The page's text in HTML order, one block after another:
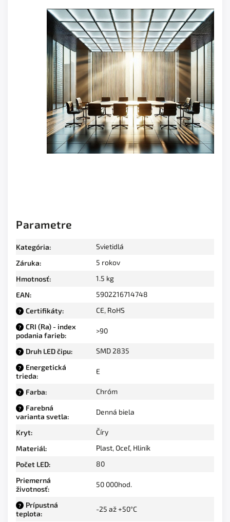
Parametre
Kategória:
Svietidlá
Záruka:
5 rokov
Hmotnosť:
1.5 kg
EAN: 5902216714748
? Certifikáty: CE, RoHS
?
CRI (Ra) - index
podania farieb:
>90
? Druh LED čipu: SMD 2835
?
Energetická
trieda:
E
? Farba: Chróm
?
Farebná
varianta svetla:
Denná biela
Kryt:
Číry
Materiál: Plast,Oceľ, Hliník
Počet LED:
80
Priemerná
životnosť:
50 000hod.
?
Prípustná
teplota:
-25 až +50°C